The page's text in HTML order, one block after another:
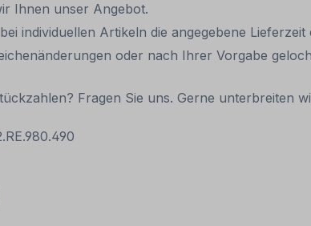
Ihnen unser Angebot.
individuellen Artikeln die angegebene
oder nach Ihrer Vorgabe
Fragen Sie uns. Gerne unterbreiten